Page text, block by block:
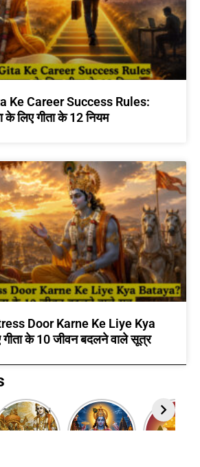
Ke Career Success Rules:
लिए गीता के 12 नियम
Door Karne Ke Liye Kya
गीता के 10 जीवन बदलने वाले सूत्र
7 Powerful
Bhagavad
Adhik
Maas 2026:
Akshaya
Tritiya